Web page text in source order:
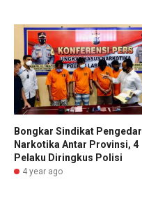
Bongkar Sindikat Pengedar
Narkotika Antar Provinsi, 4
Pelaku Diringkus Polisi
4 year ago